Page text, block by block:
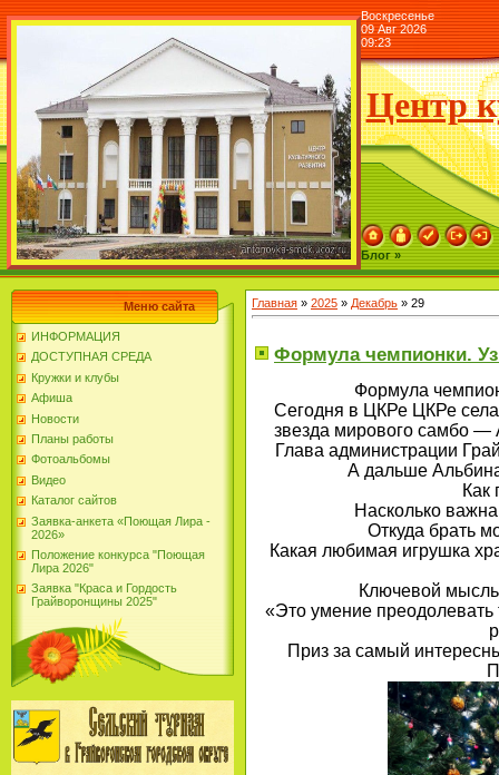
Воскресенье
09 Авг 2026
09:23
Центр
Блог »
Меню сайта
ИНФОРМАЦИЯ
ДОСТУПНАЯ СРЕДА
Кружки и клубы
Афиша
Новости
Планы работы
Фотоальбомы
Видео
Каталог сайтов
Заявка-анкета «Поющая Лира -
2026»
Положение конкурса "Поющая
Лира 2026"
Заявка "Краса и Гордость
Грайворонщины 2025"
Главная » 2025 » Декабрь » 29
Формула чемпионки.
Формула
Сегодня в ЦКРе ЦКРе
звезда мирового самбо —
Глава администрации
А дальше
Как
Насколько
Откуда брать
Какая любимая игрушка
Ключевой
«Это умение преодолевать
Приз за самый